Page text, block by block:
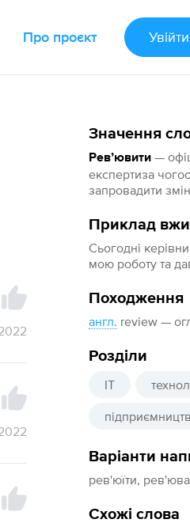
Про проєкт Увійти
Значення
Ревʼювити —
експертиза
запровадити
Приклад
Сьогодні
мою роботу та
Походження
англ. review —
Розділи
IT
Варіанти
рев'юїти,
Схожі слова